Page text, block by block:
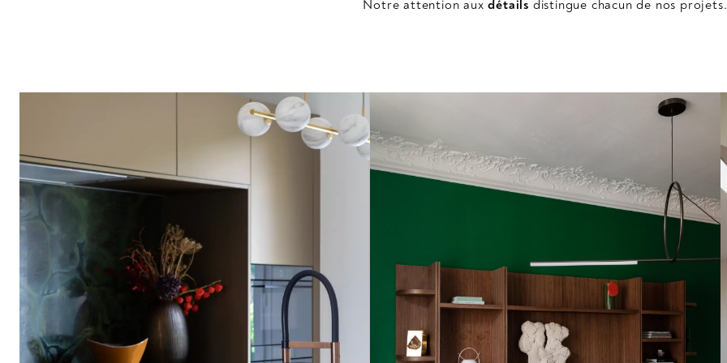
Notre attention auxdétails distingue chacun de nos projets.